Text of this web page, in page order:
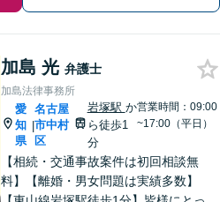
加島 光 弁護士
加島法律事務所
愛
知
県
|
名古屋
市中村
区
岩塚駅 か
ら徒歩1
分
営業時間：09:00
~17:00（平日）
【相続・交通事故案件は初回相談無
料】【離婚・男女問題は実績多数】